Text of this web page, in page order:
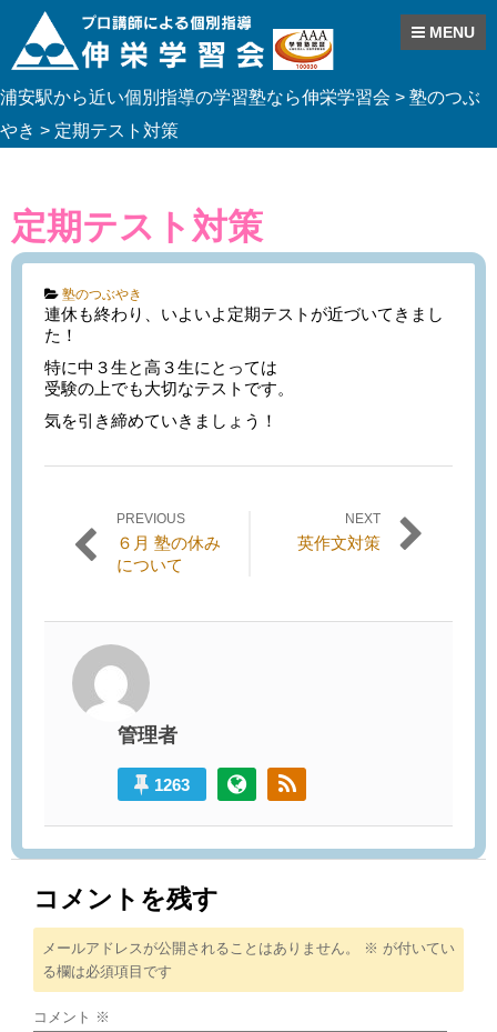
Skip
to
content
MENU
浦安駅から近い個別指導の学習塾なら伸栄学習会 > 塾のつぶ
やき > 定期テスト対策
定期テスト対策
Categories:
塾のつぶやき
連休も終わり、いよいよ定期テストが近づいてきまし
た！
特に中３生と高３生にとっては
受験の上でも大切なテストです。
気を引き締めていきましょう！
投稿ナビゲーション
PREVIOUS
Previous
post:
６月 塾の休み
について
NEXT
Next英作文対策
管理者
1263
コメントを残す
メールアドレスが公開されることはありません。 ※ が付いてい
る欄は必須項目です
コメント ※